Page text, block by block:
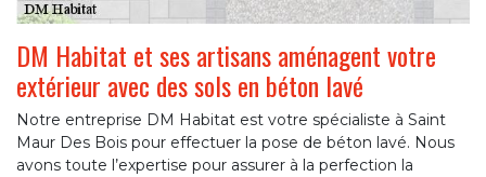
DM Habitat et ses artisans aménagent votre
extérieur avec des sols en béton lavé
Notre entreprise DM Habitat est votre spécialiste à Saint
Maur Des Bois pour effectuer la pose de béton lavé. Nous
avons toute l’expertise pour assurer à la perfection la